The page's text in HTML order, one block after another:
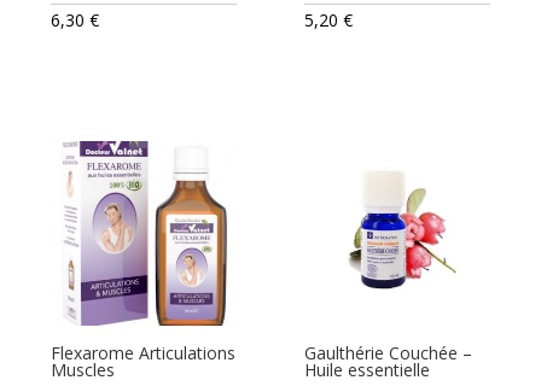
6,30€
5,20€
Flexarome Articulations
Muscles
Gaulthérie Couchée –
Huile essentielle